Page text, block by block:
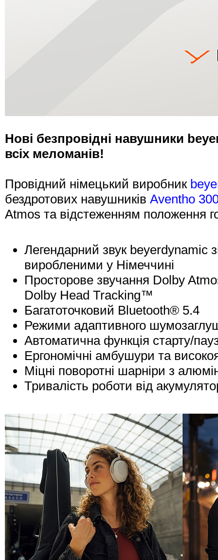
Нові безпровідні навушники
всіх меломанів!
Провідний німецький виробник
бездротових навушників Aventho
Atmos та відстеженням положення
Легендарний звук beyerdynamic
виробленими у Німеччині
Просторове звучання Dolby
Dolby Head Tracking™
Багатоточковий Bluetooth® 5.4
Режими адаптивного
Автоматична функція старту/
Ергономічні амбушури та
Міцні поворотні шарніри з
Тривалість роботи від